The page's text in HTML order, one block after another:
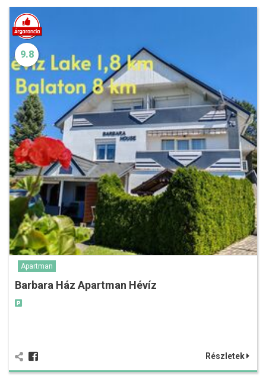
9.8
Apartman
Barbara Ház Apartman Hévíz
Részletek